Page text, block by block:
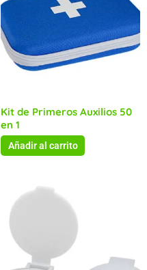
Kit de Primeros Auxilios 50
en 1
Añadir al carrito